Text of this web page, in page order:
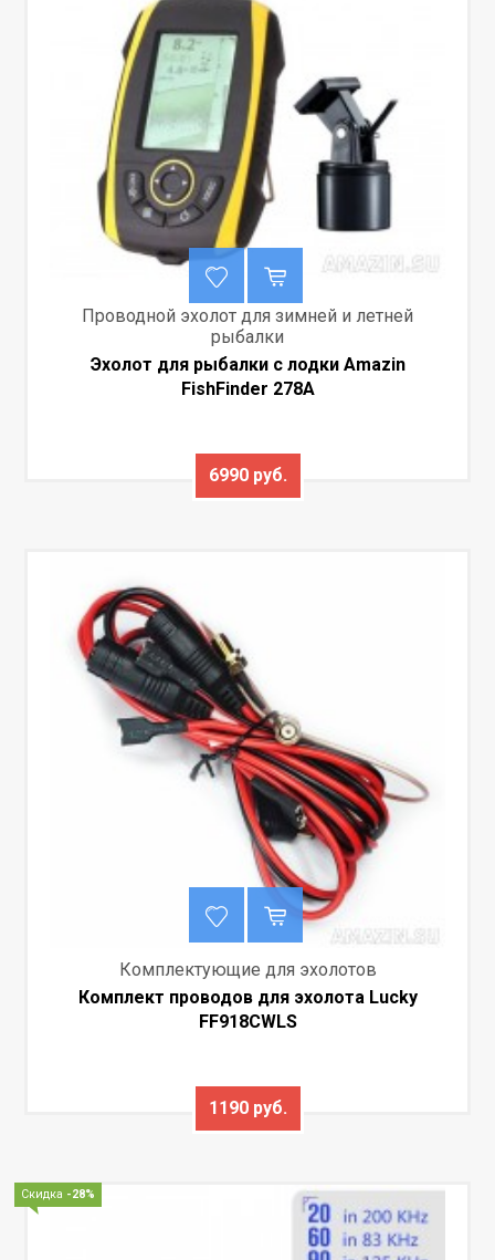
Проводной эхолот для зимней и летней
рыбалки
Эхолот для рыбалки с лодки Amazin
FishFinder 278A
6990 руб.
Комплектующие для эхолотов
Комплект проводов для эхолота Lucky
FF918CWLS
1190 руб.
Скидка -28%